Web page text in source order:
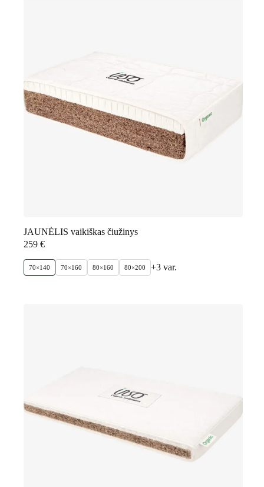
JAUNĖLIS vaikiškas čiužinys
259 €
70×140 70×160 80×160 80×200 +3 var.